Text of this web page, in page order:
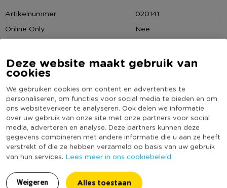
Deze website maakt gebruik van
cookies
We gebruiken cookies om content en advertenties te
personaliseren, om functies voor social media te bieden en om
ons websiteverkeer te analyseren. Ook delen we informatie
over uw gebruik van onze site met onze partners voor social
media, adverteren en analyse. Deze partners kunnen deze
gegevens combineren met andere informatie die u aan ze heeft
verstrekt of die ze hebben verzameld op basis van uw gebruik
van hun services. Lees meer in ons cookiebeleid.
Weigeren Alles toestaan
magnetronbestendig.
Tip: Mix en match met de andere kleuren schaaltjes voor
Artikelnummer
020141
Online Only
Nee
Diameter (cm)
12,3
Producthoogte (cm)
Kleur
Grijs
Print
Figuren
Vorm
Rond
Serie
Binnenstebuiten
Met print
Ja
Geschikt voor magnetron
Ja